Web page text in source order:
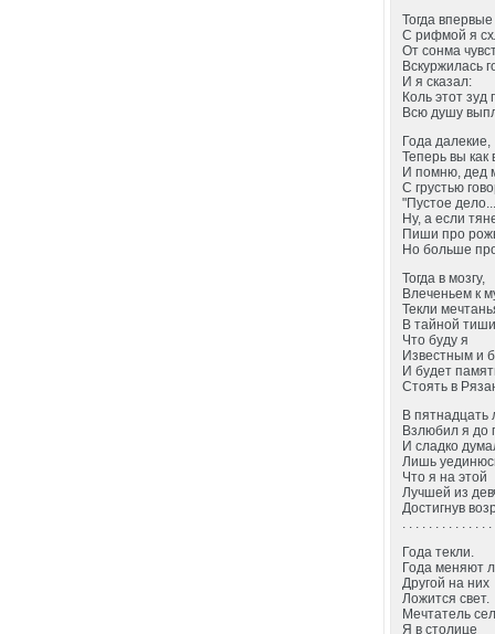
Тогда впервые
С рифмой я
От сонма
Вскуржилась
И я сказал:
Коль этот зуд
Всю душу
Года далекие,
Теперь вы как
И помню, дед
С грустью
"Пустое
Ну, а если
Пиши про
Но больше
Тогда в мозгу,
Влеченьем к
Текли
В тайной
Что буду я
Известным и
И будет
Стоять в
В пятнадцать
Взлюбил я до
И сладко
Лишь
Что я на этой
Лучшей из
Достигнув
. . . . . . . . . . . . . .
Года текли.
Года меняют
Другой на них
Ложится свет.
Мечтатель
Я в столице